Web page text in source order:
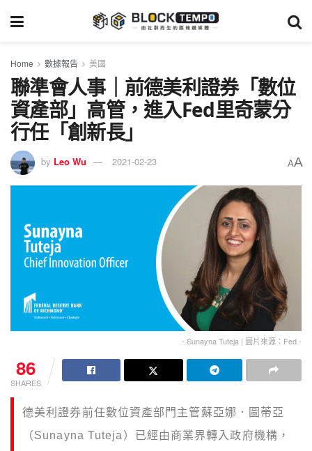
Home 數據報告 美國
聯準會人事｜前德美利證券「數位
資產部」高管，進入Fed里奇蒙分
行任「創新長」
by Leo Wu 2021-02-23 AA
- Sunayna Tuteja | 圖片來源：Fed -
86
SHARES
德美利證券前任數位資產部門主管蘇亞娜．圖蒂亞
（Sunayna Tuteja）已經由商業界轉入政府機構，